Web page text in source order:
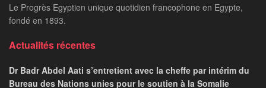
Le Progrès Egyptien unique quotidien francophone en Egypte,
fondé en 1893.
Actualités récentes
Dr Badr Abdel Aati s’entretient avec la cheffe par intérim du
Bureau des Nations unies pour le soutien à la Somalie